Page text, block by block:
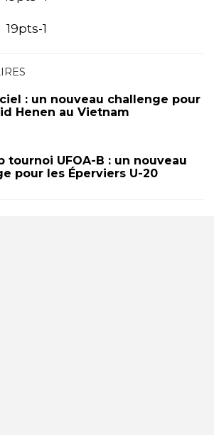
1
: un nouveau challenge pour
Henen au Vietnam
tournoi UFOA-B : un nouveau
pour les Éperviers U-20